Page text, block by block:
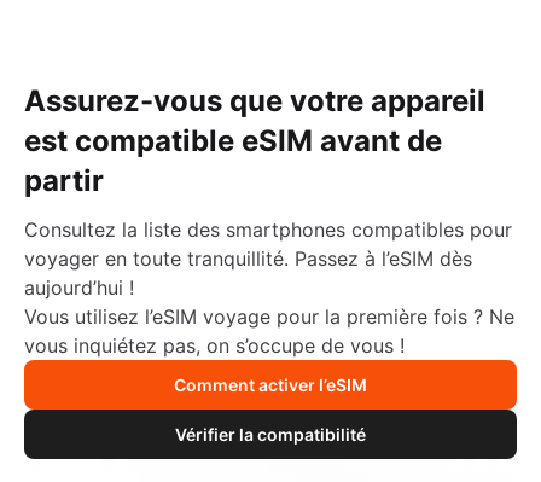
Assurez-vous que votre appareil
est compatible eSIM avant de
partir
Consultez la liste des smartphones compatibles pour
voyager en toute tranquillité. Passez à l’eSIM dès
aujourd’hui !
Vous utilisez l’eSIM voyage pour la première fois ? Ne
vous inquiétez pas, on s’occupe de vous !
Comment activer l’eSIM
Vérifier la compatibilité